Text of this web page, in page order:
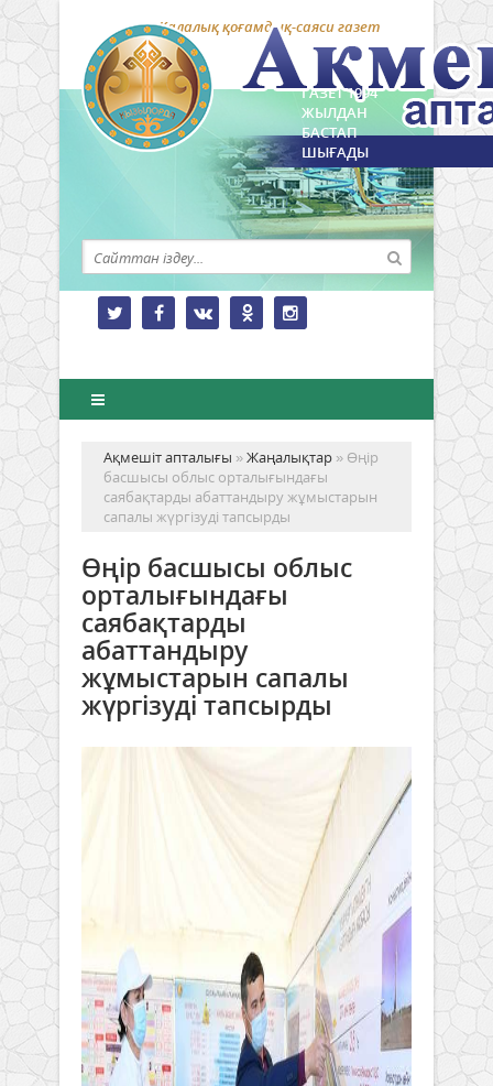
Қалалық қоғамдық-саяси газет
ГАЗЕТ 1994
ЖЫЛДАН
БАСТАП
ШЫҒАДЫ
Ақмешіт апталығы »Жаңалықтар » Өңір
басшысы облыс орталығындағы
саябақтарды абаттандыру жұмыстарын
сапалы жүргізуді тапсырды
Өңір басшысы облыс
орталығындағы
саябақтарды
абаттандыру
жұмыстарын сапалы
жүргізуді тапсырды